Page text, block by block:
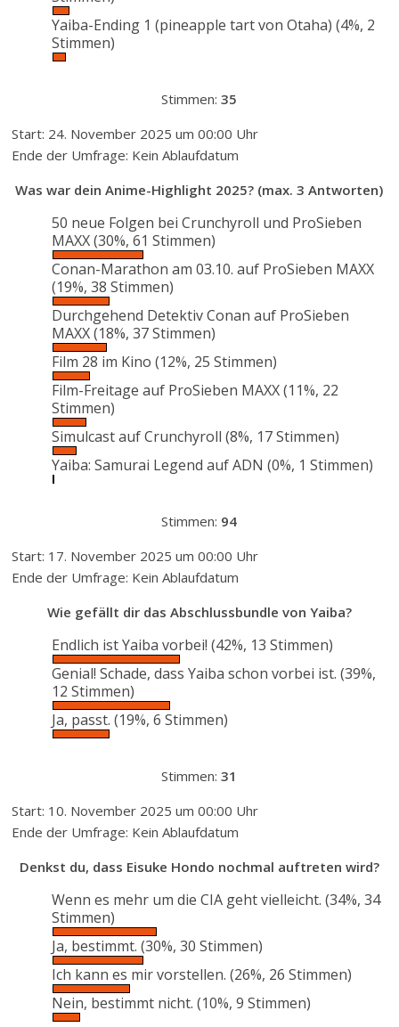
Yaiba-Ending 1 (pineapple tart von Otaha)(4%, 2
Stimmen)
Stimmen:35
Start: 24. November 2025 um 00:00 Uhr
Ende der Umfrage: Kein Ablaufdatum
Was war dein Anime-Highlight 2025? (max. 3 Antworten)
50 neue Folgen bei Crunchyroll und ProSieben
MAXX(30%, 61 Stimmen)
Conan-Marathon am 03.10. auf ProSieben MAXX
(19%, 38 Stimmen)
Durchgehend Detektiv Conan auf ProSieben
MAXX(18%, 37 Stimmen)
Film 28 im Kino(12%, 25 Stimmen)
Film-Freitage auf ProSieben MAXX(11%, 22
Stimmen)
Simulcast auf Crunchyroll(8%, 17 Stimmen)
Yaiba: Samurai Legend auf ADN(0%, 1 Stimmen)
Stimmen: 94
Start: 17. November 2025 um 00:00 Uhr
Ende der Umfrage: Kein Ablaufdatum
Wie gefällt dir das Abschlussbundle von Yaiba?
Endlich ist Yaiba vorbei!(42%, 13 Stimmen)
Genial! Schade, dass Yaiba schon vorbei ist.(39%,
12 Stimmen)
Ja, passt.(19%, 6 Stimmen)
Stimmen:31
Start: 10. November 2025 um 00:00 Uhr
Ende der Umfrage: Kein Ablaufdatum
Denkst du, dass Eisuke Hondo nochmal auftreten wird?
Wenn es mehr um die CIA geht vielleicht.(34%, 34
Stimmen)
Ja, bestimmt.(30%, 30 Stimmen)
Ich kann es mir vorstellen.(26%, 26 Stimmen)
Nein, bestimmt nicht.(10%, 9 Stimmen)